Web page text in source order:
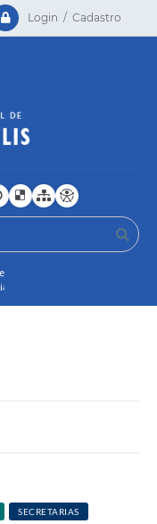
Login / Cadastro
SECRETARIAS